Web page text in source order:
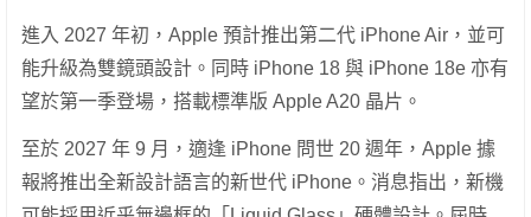
進入 2027 年初，Apple 預計推出第二代 iPhone Air，並可
能升級為雙鏡頭設計。同時 iPhone 18 與 iPhone 18e 亦有
望於第一季登場，搭載標準版 Apple A20 晶片。
至於 2027 年 9 月，適逢 iPhone 問世 20 週年，Apple 據
報將推出全新設計語言的新世代 iPhone。消息指出，新機